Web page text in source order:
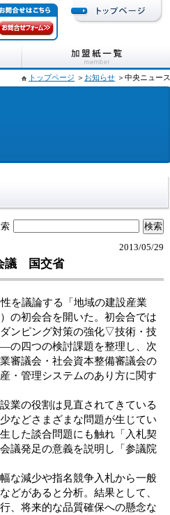
トップページ ＞ お知らせ ＞中央ニュース
2013/05/29
議 国交省
を議論する「地域の建設産業
の初会合を開いた。初会合では
ンピング対策の強化▽技術・技
の四つの検討課題を整理し、次
審議会・社会資本整備審議会の
・管理システムのあり方に関す
業の役割は見直されてきている
などさまざまな問題が生じてい
した談合問題にも触れ「入札契
議発足の意義を説明し「参議院
な減少や指名競争入札から一般
どがあると分析。結果として、
、将来的な品質確保への懸念な